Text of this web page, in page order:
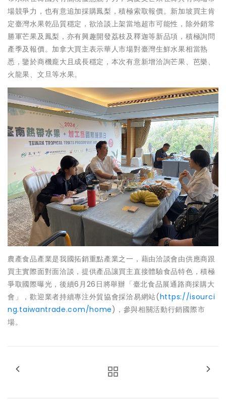
場競爭力，也有意追加採購鳳梨，積極索取報價。新加坡買主肯
定臺灣水果乾品質穩定，欲洽談上架當地超市可能性，除外銷常
勝軍芒果及鳳梨，亦有興趣開發荔枝及釋迦等新品項，積極詢問
產季及報價。加拿大買主表示華人市場對臺灣生鮮水果相當熟
悉，鑒於商機龐大且成長穩定，本次有意新增洽詢芒果、芭樂、
火龍果、文旦等水果。
農產食品產業是我國拓銷重點產業之一，藉由洽談會由供應商跟
買主實際面對面洽談，提供產品讓買主直接體驗食品特色，積極
爭取國際曝光，後續6月26日將舉辦「臺北食品展通路商採購大
會」，歡迎業者持續專注外貿協會採洽易網站(https://isourci
ng.taiwantrade.com/home)，參與相關活動行銷國際市
場。